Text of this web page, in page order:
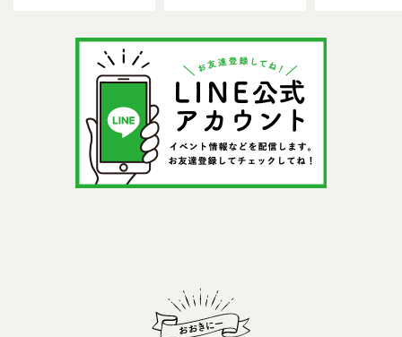
＠イオンモール四條畷